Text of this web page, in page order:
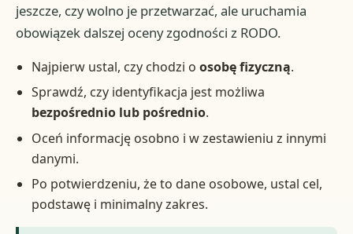
jeszcze, czy wolno je przetwarzać, ale uruchamia
obowiązek dalszej oceny zgodności z RODO.
Najpierw ustal, czy chodzi o osobę fizyczną.
Sprawdź, czy identyfikacja jest możliwa
bezpośrednio lub pośrednio.
Oceń informację osobno i w zestawieniu z innymi
danymi.
Po potwierdzeniu, że to dane osobowe, ustal cel,
podstawę i minimalny zakres.